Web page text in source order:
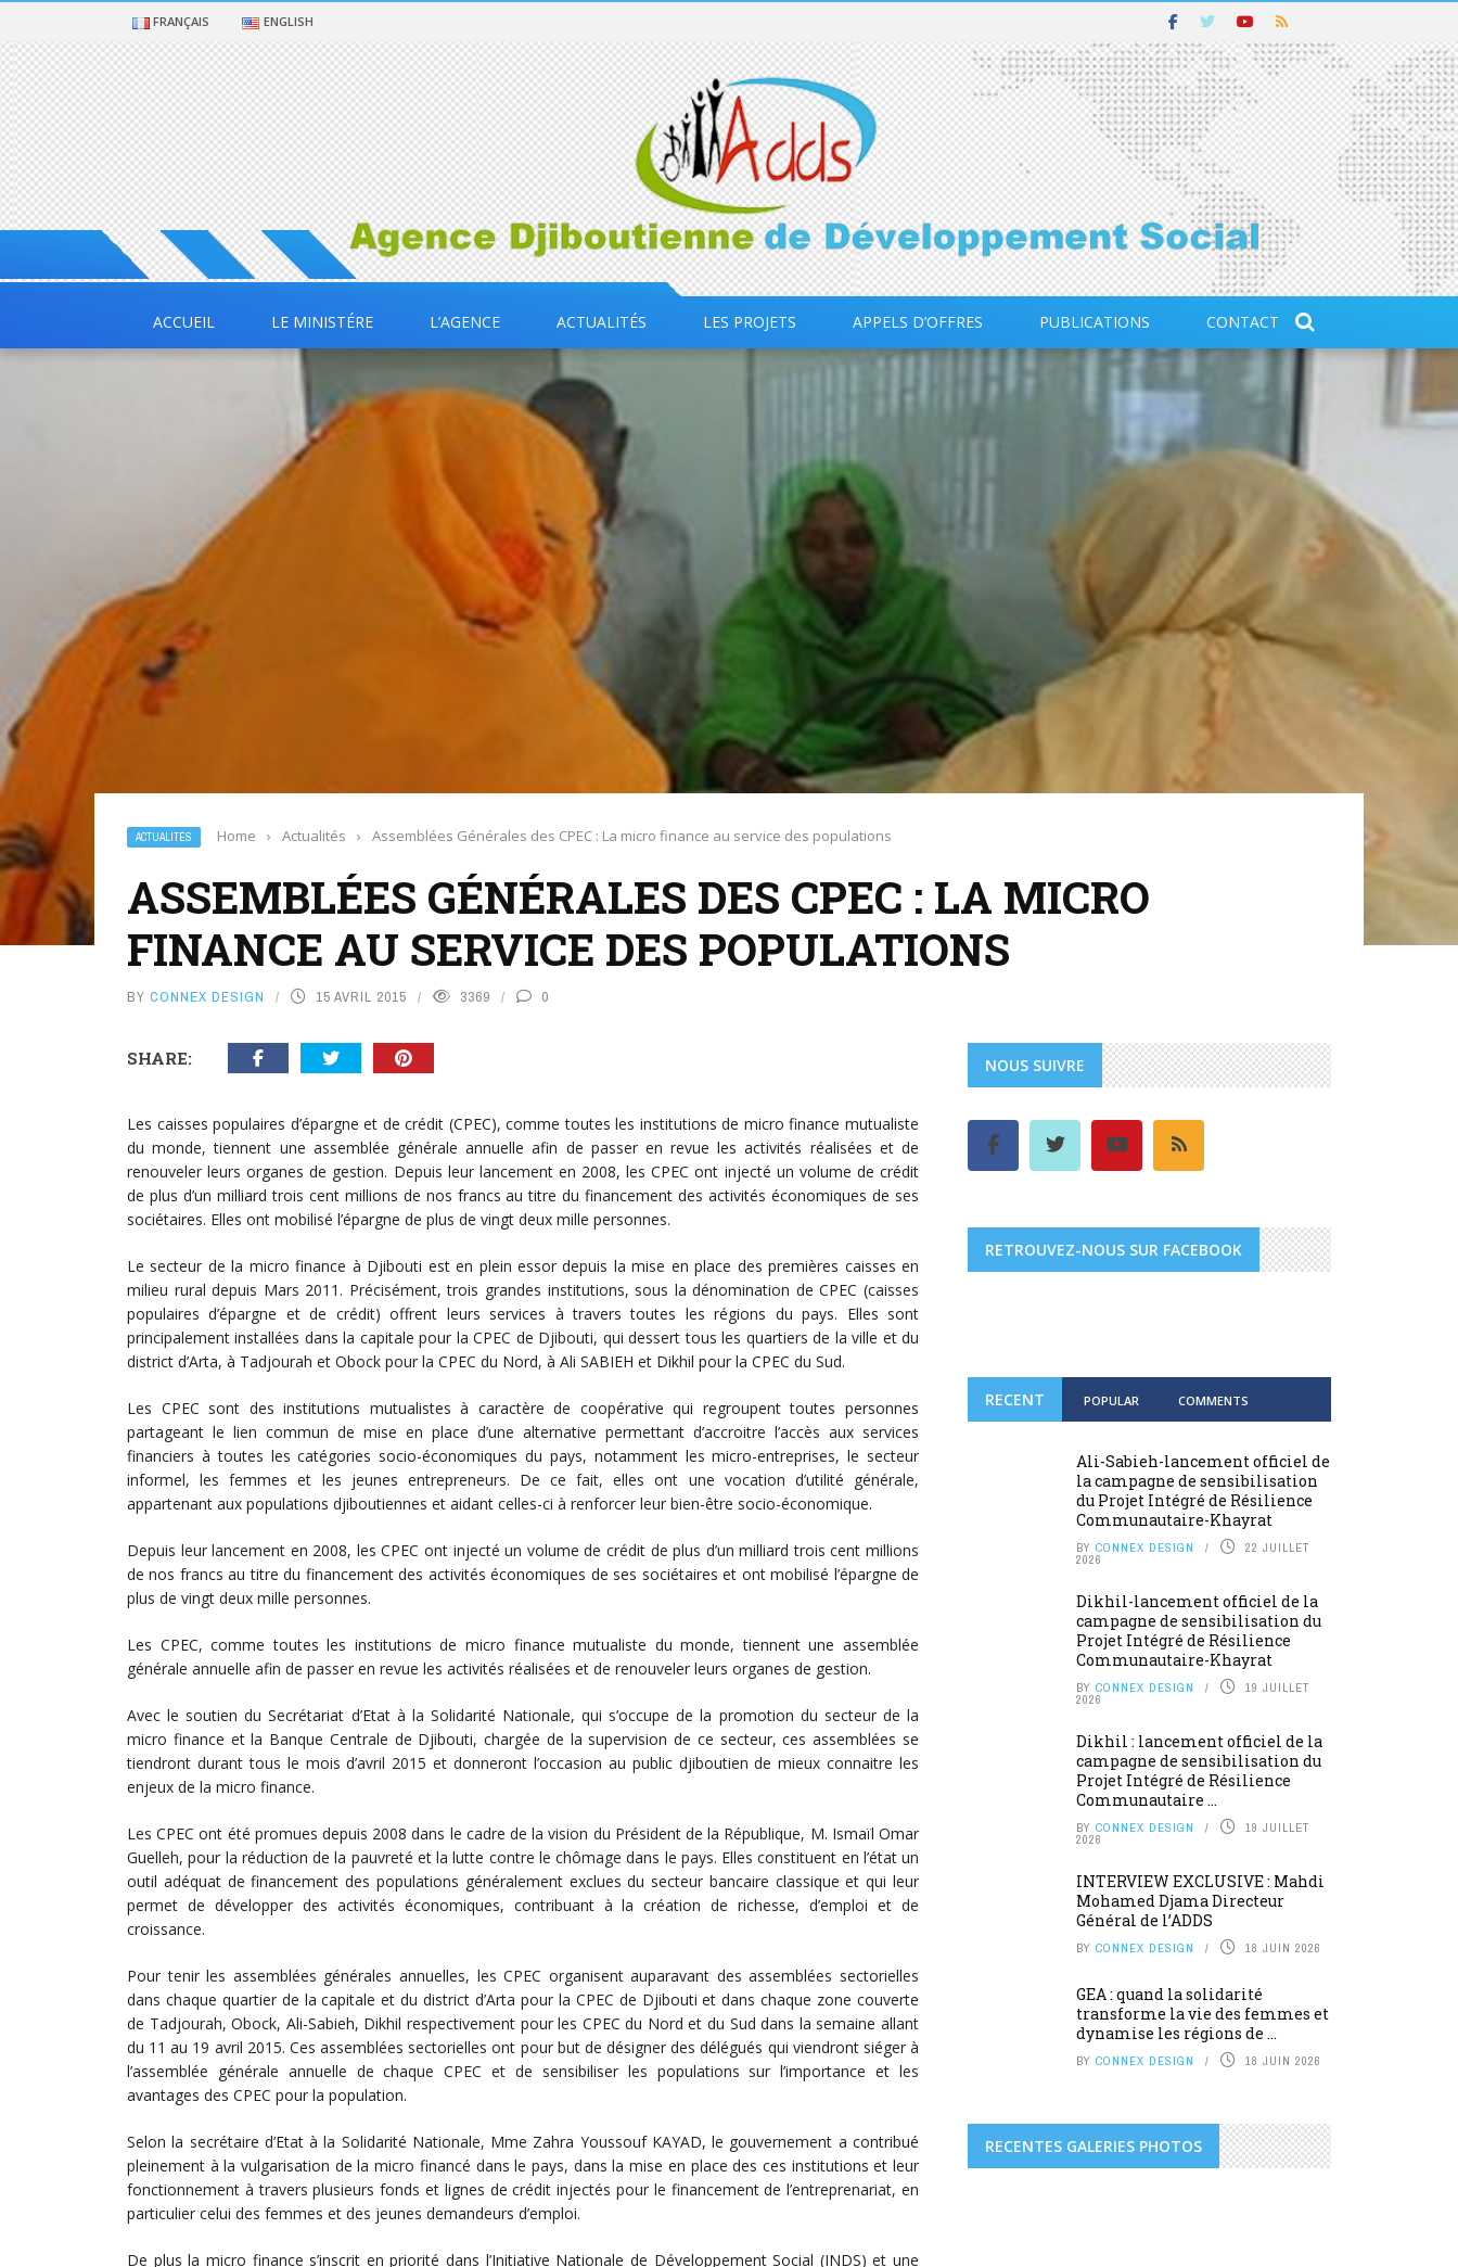
FRANÇAIS ENGLISH
ACCUEIL LE MINISTÉRE L’AGENCE ACTUALITÉS LES PROJETS APPELS D’OFFRES PUBLICATIONS CONTACT
ACTUALITÉS Home › Actualités › Assemblées Générales des CPEC : La micro finance au service des populations
ASSEMBLÉES GÉNÉRALES DES CPEC : LA MICRO
FINANCE AU SERVICE DES POPULATIONS
BY CONNEX DESIGN 15 AVRIL 2015 3369 0
SHARE:
Les caisses populaires d’épargne et de crédit (CPEC), comme toutes les institutions de micro finance mutualiste
du monde, tiennent une assemblée générale annuelle afin de passer en revue les activités réalisées et de
renouveler leurs organes de gestion. Depuis leur lancement en 2008, les CPEC ont injecté un volume de crédit
de plus d’un milliard trois cent millions de nos francs au titre du financement des activités économiques de ses
sociétaires. Elles ont mobilisé l’épargne de plus de vingt deux mille personnes.
Le secteur de la micro finance à Djibouti est en plein essor depuis la mise en place des premières caisses en
milieu rural depuis Mars 2011. Précisément, trois grandes institutions, sous la dénomination de CPEC (caisses
populaires d’épargne et de crédit) offrent leurs services à travers toutes les régions du pays. Elles sont
principalement installées dans la capitale pour la CPEC de Djibouti, qui dessert tous les quartiers de la ville et du
district d’Arta, à Tadjourah et Obock pour la CPEC du Nord, à Ali SABIEH et Dikhil pour la CPEC du Sud.
Les CPEC sont des institutions mutualistes à caractère de coopérative qui regroupent toutes personnes
partageant le lien commun de mise en place d’une alternative permettant d’accroitre l’accès aux services
financiers à toutes les catégories socio-économiques du pays, notamment les micro-entreprises, le secteur
informel, les femmes et les jeunes entrepreneurs. De ce fait, elles ont une vocation d’utilité générale,
appartenant aux populations djiboutiennes et aidant celles-ci à renforcer leur bien-être socio-économique.
Depuis leur lancement en 2008, les CPEC ont injecté un volume de crédit de plus d’un milliard trois cent millions
de nos francs au titre du financement des activités économiques de ses sociétaires et ont mobilisé l’épargne de
plus de vingt deux mille personnes.
Les CPEC, comme toutes les institutions de micro finance mutualiste du monde, tiennent une assemblée
générale annuelle afin de passer en revue les activités réalisées et de renouveler leurs organes de gestion.
Avec le soutien du Secrétariat d’Etat à la Solidarité Nationale, qui s’occupe de la promotion du secteur de la
micro finance et la Banque Centrale de Djibouti, chargée de la supervision de ce secteur, ces assemblées se
tiendront durant tous le mois d’avril 2015 et donneront l’occasion au public djiboutien de mieux connaitre les
enjeux de la micro finance.
Les CPEC ont été promues depuis 2008 dans le cadre de la vision du Président de la République, M. Ismaïl Omar
Guelleh, pour la réduction de la pauvreté et la lutte contre le chômage dans le pays. Elles constituent en l’état un
outil adéquat de financement des populations généralement exclues du secteur bancaire classique et qui leur
permet de développer des activités économiques, contribuant à la création de richesse, d’emploi et de
croissance.
Pour tenir les assemblées générales annuelles, les CPEC organisent auparavant des assemblées sectorielles
dans chaque quartier de la capitale et du district d’Arta pour la CPEC de Djibouti et dans chaque zone couverte
de Tadjourah, Obock, Ali-Sabieh, Dikhil respectivement pour les CPEC du Nord et du Sud dans la semaine allant
du 11 au 19 avril 2015. Ces assemblées sectorielles ont pour but de désigner des délégués qui viendront siéger à
l’assemblée générale annuelle de chaque CPEC et de sensibiliser les populations sur l’importance et les
avantages des CPEC pour la population.
Selon la secrétaire d’Etat à la Solidarité Nationale, Mme Zahra Youssouf KAYAD, le gouvernement a contribué
pleinement à la vulgarisation de la micro financé dans le pays, dans la mise en place des ces institutions et leur
fonctionnement à travers plusieurs fonds et lignes de crédit injectés pour le financement de l’entreprenariat, en
particulier celui des femmes et des jeunes demandeurs d’emploi.
De plus la micro finance s’inscrit en priorité dans l’Initiative Nationale de Développement Social (INDS) et une
NOUS SUIVRE
RETROUVEZ-NOUS SUR FACEBOOK
RECENT POPULAR COMMENTS
Ali-Sabieh-lancement officiel de
la campagne de sensibilisation
du Projet Intégré de Résilience
Communautaire-Khayrat
BY CONNEX DESIGN 22 JUILLET
2026
Dikhil-lancement officiel de la
campagne de sensibilisation du
Projet Intégré de Résilience
Communautaire-Khayrat
BY CONNEX DESIGN 19 JUILLET
2026
Dikhil : lancement officiel de la
campagne de sensibilisation du
Projet Intégré de Résilience
Communautaire ...
BY CONNEX DESIGN 19 JUILLET
2026
INTERVIEW EXCLUSIVE : Mahdi
Mohamed Djama Directeur
Général de l’ADDS
BY CONNEX DESIGN 18 JUIN 2026
GEA : quand la solidarité
transforme la vie des femmes et
dynamise les régions de ...
BY CONNEX DESIGN 18 JUIN 2026
RECENTES GALERIES PHOTOS